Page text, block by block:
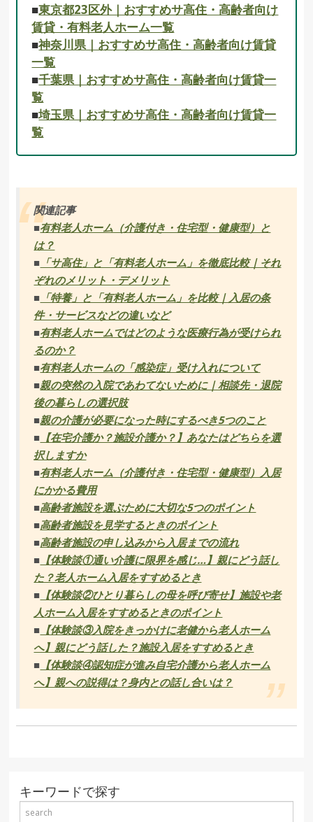
■東京都23区外｜おすすめサ高住・高齢者向け
賃貸・有料老人ホーム一覧
■神奈川県｜おすすめサ高住・高齢者向け賃貸
一覧
■千葉県｜おすすめサ高住・高齢者向け賃貸一
覧
■埼玉県｜おすすめサ高住・高齢者向け賃貸一
覧
関連記事
■有料老人ホーム（介護付き・住宅型・健康型）と
は？
■ 「サ高住」と「有料老人ホーム」を徹底比較｜それ
ぞれのメリット・デメリット
■ 「特養」と「有料老人ホーム」を比較｜入居の条
件・サービスなどの違いなど
■有料老人ホームではどのような医療行為が受けられ
るのか？
■有料老人ホームの「感染症」受け入れについて
■親の突然の入院であわてないために｜相談先・退院
後の暮らしの選択肢
■親の介護が必要になった時にするべき5つのこと
■ 【在宅介護か？施設介護か？】あなたはどちらを選
択しますか
■有料老人ホーム（介護付き・住宅型・健康型）入居
にかかる費用
■高齢者施設を選ぶために大切な5つのポイント
■高齢者施設を見学するときのポイント
■高齢者施設の申し込みから入居までの流れ
■ 【体験談①通い介護に限界を感じ…】親にどう話し
た？老人ホーム入居をすすめるとき
■ 【体験談②ひとり暮らしの母を呼び寄せ】施設や老
人ホーム入居をすすめるときのポイント
■ 【体験談③入院をきっかけに老健から老人ホーム
へ】親にどう話した？施設入居をすすめるとき
■ 【体験談④認知症が進み自宅介護から老人ホーム
へ】親への説得は？身内との話し合いは？
キーワードで探す